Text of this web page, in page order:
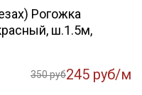
Рогожка
ш.1.5м,
350 руб245 руб/м